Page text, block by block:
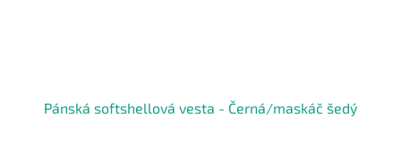
Pánská softshellová vesta - Černá/maskáč šedý